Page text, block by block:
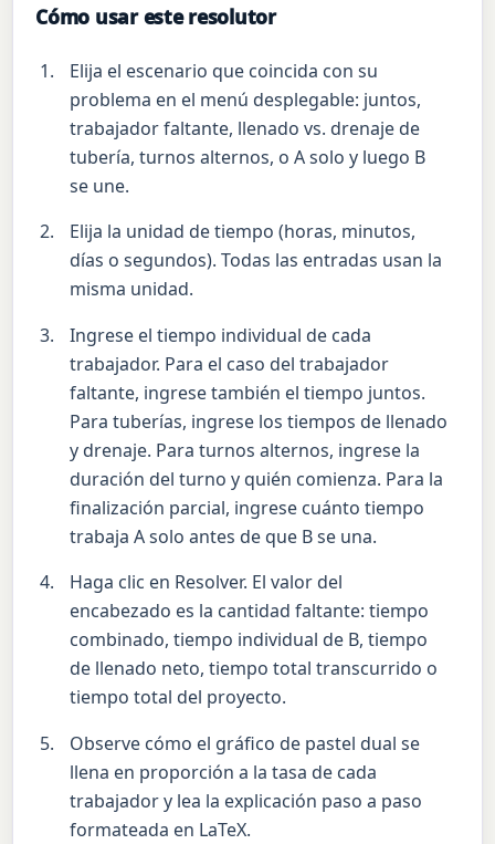
Cómo usar este resolutor
Elija el escenario que coincida con su
problema en el menú desplegable: juntos,
trabajador faltante, llenado vs. drenaje de
tubería, turnos alternos, o A solo y luego B
se une.
Elija la unidad de tiempo (horas, minutos,
días o segundos). Todas las entradas usan la
misma unidad.
Ingrese el tiempo individual de cada
trabajador. Para el caso del trabajador
faltante, ingrese también el tiempo juntos.
Para tuberías, ingrese los tiempos de llenado
y drenaje. Para turnos alternos, ingrese la
duración del turno y quién comienza. Para la
finalización parcial, ingrese cuánto tiempo
trabaja A solo antes de que B se una.
Haga clic en Resolver. El valor del
encabezado es la cantidad faltante: tiempo
combinado, tiempo individual de B, tiempo
de llenado neto, tiempo total transcurrido o
tiempo total del proyecto.
Observe cómo el gráfico de pastel dual se
llena en proporción a la tasa de cada
trabajador y lea la explicación paso a paso
formateada en LaTeX.